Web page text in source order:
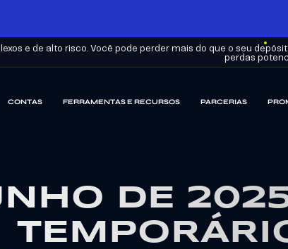
e de alto risco. Você pode perder mais do que o seu
perdas
CONTAS FERRAMENTAS E RECURSOS PARCERIAS
DE